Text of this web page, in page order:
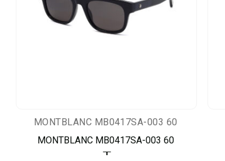
MONTBLANC MB0417SA-003 60
MONTBLANC MB0417SA-003 60